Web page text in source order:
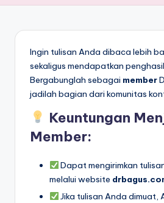
Ingin tulisan Anda dibaca lebih
sekaligus mendapatkan
Bergabunglah sebagai member
jadilah bagian dari komunitas
Keuntungan
Member:
Dapat mengirimkan
melalui website
Jika tulisan Anda dimuat,